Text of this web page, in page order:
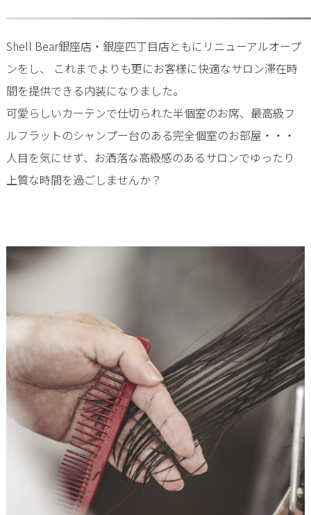
Shell Bear銀座店・銀座四丁目店ともにリニューアルオープ
ンをし、 これまでよりも更にお客様に快適なサロン滞在時
間を提供できる内装になりました。
可愛らしいカーテンで仕切られた半個室のお席、最高級フ
ルフラットのシャンプー台のある完全個室のお部屋・・・
人目を気にせず、お洒落な高級感のあるサロンでゆったり
上質な時間を過ごしませんか？